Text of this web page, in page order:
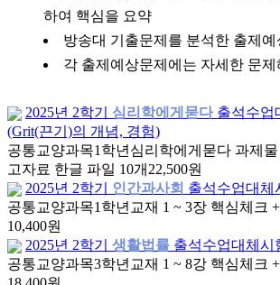
하여 핵심을 요약
방송대 기출문제를 분석한 출제
각 출제예상문제에는 자세한 문제
2025년 2학기 심리학에게묻다 출석수업
(Grit(끈기)의 개념, 경험)
공통교양과목1학년 심리학에게묻다 과제
고자료 한글 파일 10개 22,500원
2025년 2학기
인간과사회 출석수업대체
공통교양과목1학년 교재 1 ~ 3장 핵심체크
10,400원
2025년 2학기
생활법률 출석수업대체시
공통교양과목3학년 교재 1 ~ 8강 핵심체크